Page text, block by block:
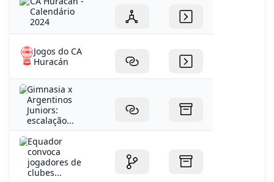
Jogos do CA
Huracán
Gimnasia x
Argentinos
Juniors:
escalação...
Equador
convoca
jogadores de
clubes...
Jogos Huracán
ao vivo tabela
resultados...